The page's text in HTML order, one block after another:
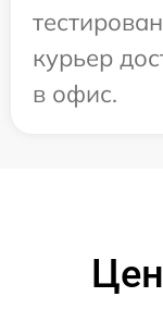
курьер
в офис.